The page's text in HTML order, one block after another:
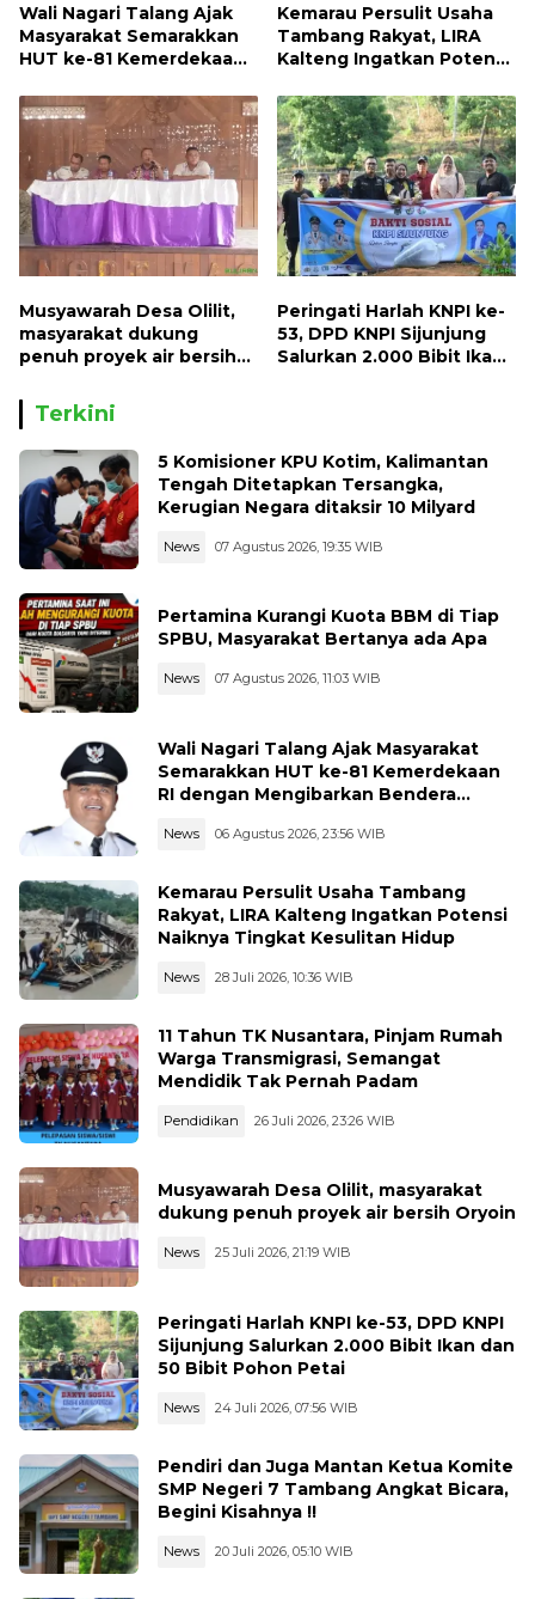
Wali Nagari Talang Ajak
Masyarakat Semarakkan
HUT ke-81 Kemerdekaan
Bendera Merah Putih
Kemarau Persulit Usaha
Tambang Rakyat, LIRA
Kalteng Ingatkan Potensi
Hidup
Musyawarah Desa Olilit,
masyarakat dukung
penuh proyek air bersih
Peringati Harlah KNPI ke-
53, DPD KNPI Sijunjung
Salurkan 2.000 Bibit Ikan
Terkini
5 Komisioner KPU Kotim, Kalimantan
Tengah Ditetapkan Tersangka,
Kerugian Negara ditaksir 10 Milyard
News 07 Agustus 2026, 19:35 WIB
Pertamina Kurangi Kuota BBM di Tiap
SPBU, Masyarakat Bertanya ada Apa
News 07 Agustus 2026, 11:03 WIB
Wali Nagari Talang Ajak Masyarakat
Semarakkan HUT ke-81 Kemerdekaan
RI dengan Mengibarkan Bendera
News 06 Agustus 2026, 23:56 WIB
Kemarau Persulit Usaha Tambang
Rakyat, LIRA Kalteng Ingatkan Potensi
Naiknya Tingkat Kesulitan Hidup
News 28 Juli 2026, 10:36 WIB
11 Tahun TK Nusantara, Pinjam Rumah
Warga Transmigrasi, Semangat
Mendidik Tak Pernah Padam
Pendidikan 26 Juli 2026, 23:26 WIB
Musyawarah Desa Olilit, masyarakat
dukung penuh proyek air bersih Oryoin
News 25 Juli 2026, 21:19 WIB
Peringati Harlah KNPI ke-53, DPD KNPI
Sijunjung Salurkan 2.000 Bibit Ikan dan
50 Bibit Pohon Petai
News 24 Juli 2026, 07:56 WIB
Pendiri dan Juga Mantan Ketua Komite
SMP Negeri 7 Tambang Angkat Bicara,
Begini Kisahnya !!
News 20 Juli 2026, 05:10 WIB